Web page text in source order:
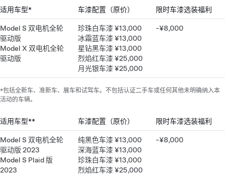
适用车型* 车漆配置（原价） 限时车漆选装福利
Model S 双电机全轮
驱动版
Model X 双电机全轮
驱动版
珍珠白车漆 ¥13,000
冰霜蓝车漆 ¥13,000
星钻黑车漆 ¥13,000
烈焰红车漆 ¥25,000
月光银车漆 ¥25,000
-¥8,000
*包括全新车、准新车、展车和试驾车。不包括认证二手车或任何其他未明确纳入本
活动的车辆。
适用车型** 车漆配置（原价） 限时车漆选装福利
Model S 双电机全轮
驱动版 2023
Model S Plaid 版
2023
纯黑色车漆 ¥13,000
深海蓝车漆 ¥13,000
珍珠白车漆 ¥13,000
烈焰红车漆 ¥25,000
-¥8,000